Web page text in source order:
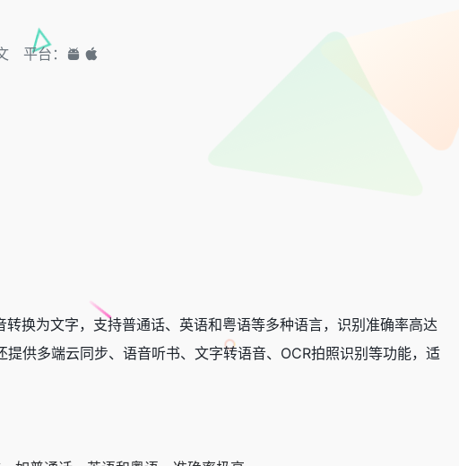
平台：
换为文字，支持普通话、英语和粤语等多种语言，识别准确率高达
供多端云同步、语音听书、文字转语音、OCR拍照识别等功能，适